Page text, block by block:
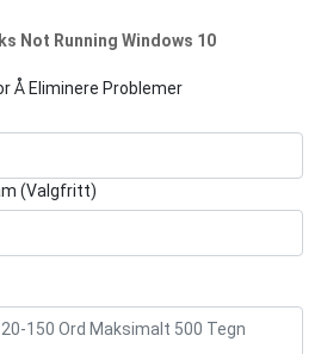
Not Running Windows 10
Å Eliminere Problemer
(Valgfritt)